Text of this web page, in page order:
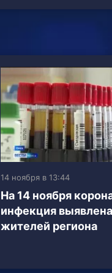
14 ноября в 13:44
На 14 ноября
инфекция
жителей региона